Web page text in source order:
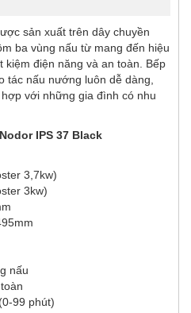
sản xuất trên dây chuyền
ba vùng nấu từ mang đến hiệu
kiệm điện năng và an toàn. Bếp
tác nấu nướng luôn dễ dàng,
với những gia đình có nhu
IPS 37 Black
3,7kw)
3kw)
nấu
99 phút)